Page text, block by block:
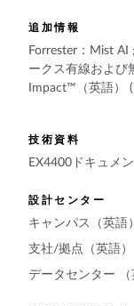
追加情報
Forrester：Mist AI
ークス有線および
Impact™（英語）
技術資料
EX4400ドキュメ
設計センター
キャンパス（英語）
支社/拠点（英語）
データセンター （